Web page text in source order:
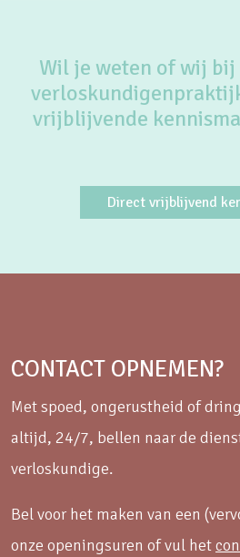
Wil je weten of wij bij
vrijblijvende
Direct vrijblijvend
CONTACT OPNEMEN?
Met spoed, ongerustheid of
altijd, 24/7, bellen naar de
verloskundige.
Bel voor het maken van een
onze openingsuren of vul het